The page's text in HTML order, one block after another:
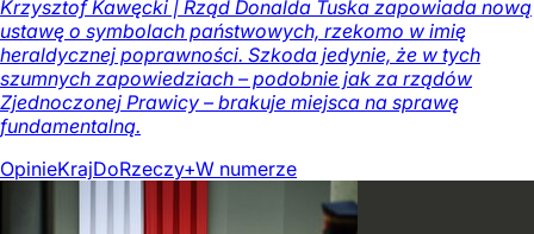
Krzysztof Kawęcki | Rząd Donalda Tuska zapowiada nową
ustawę o symbolach państwowych, rzekomo w imię
heraldycznej poprawności. Szkoda jedynie, że w tych
szumnych zapowiedziach – podobnie jak za rządów
Zjednoczonej Prawicy – brakuje miejsca na sprawę
fundamentalną.
OpinieKrajDoRzeczy+W numerze